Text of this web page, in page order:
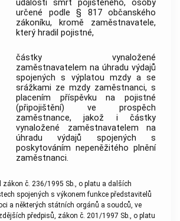
událostí smrt pojištěného, osoby
určené podle § 817 občanského
zákoníku, kromě zaměstnavatele,
který hradil pojistné,
částky vynaložené
zaměstnavatelem na úhradu výdajů
spojených s výplatou mzdy a se
srážkami ze mzdy zaměstnanci, s
placením příspěvku na pojistné
(připojištění) ve prospěch
zaměstnance, jakož i částky
vynaložené zaměstnavatelem na
úhradu výdajů spojených s
poskytováním nepeněžitého plnění
zaměstnanci.
zákon č. 236/1995 Sb., o platu a dalších
spojených s výkonem funkce představitelů
a některých státních orgánů a soudců, ve
předpisů, zákon č. 201/1997 Sb., o platu